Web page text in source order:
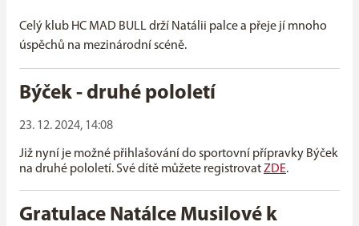
Celý klub HC MAD BULL drží Natálii palce a přeje jí mnoho
úspěchů na mezinárodní scéně.
Býček - druhé pololetí
23. 12. 2024, 14:08
Již nyní je možné přihlašování do sportovní přípravky Býček
na druhé pololetí. Své dítě můžete registrovatZDE.
Gratulace Natálce Musilové k